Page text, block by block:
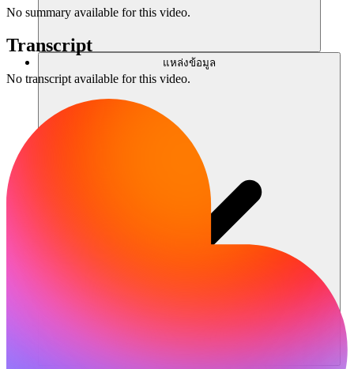
แหล่งข้อมูล
No summary available for this video.
Transcript
No transcript available for this video.